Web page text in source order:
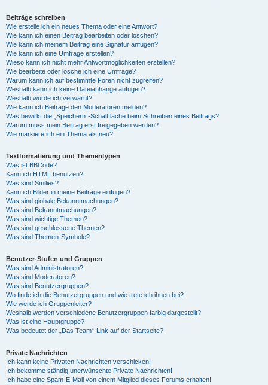
Beiträge schreiben
Wie erstelle ich ein neues Thema oder eine Antwort?
Wie kann ich einen Beitrag bearbeiten oder löschen?
Wie kann ich meinem Beitrag eine Signatur anfügen?
Wie kann ich eine Umfrage erstellen?
Wieso kann ich nicht mehr Antwortmöglichkeiten erstellen?
Wie bearbeite oder lösche ich eine Umfrage?
Warum kann ich auf bestimmte Foren nicht zugreifen?
Weshalb kann ich keine Dateianhänge anfügen?
Weshalb wurde ich verwarnt?
Wie kann ich Beiträge den Moderatoren melden?
Was bewirkt die „Speichern“-Schaltfläche beim Schreiben eines Beitrags?
Warum muss mein Beitrag erst freigegeben werden?
Wie markiere ich ein Thema als neu?
Textformatierung und Thementypen
Was ist BBCode?
Kann ich HTML benutzen?
Was sind Smilies?
Kann ich Bilder in meine Beiträge einfügen?
Was sind globale Bekanntmachungen?
Was sind Bekanntmachungen?
Was sind wichtige Themen?
Was sind geschlossene Themen?
Was sind Themen-Symbole?
Benutzer-Stufen und Gruppen
Was sind Administratoren?
Was sind Moderatoren?
Was sind Benutzergruppen?
Wo finde ich die Benutzergruppen und wie trete ich ihnen bei?
Wie werde ich Gruppenleiter?
Weshalb werden verschiedene Benutzergruppen farbig dargestellt?
Was ist eine Hauptgruppe?
Was bedeutet der „Das Team“-Link auf der Startseite?
Private Nachrichten
Ich kann keine Privaten Nachrichten verschicken!
Ich bekomme ständig unerwünschte Private Nachrichten!
Ich habe eine Spam-E-Mail von einem Mitglied dieses Forums erhalten!